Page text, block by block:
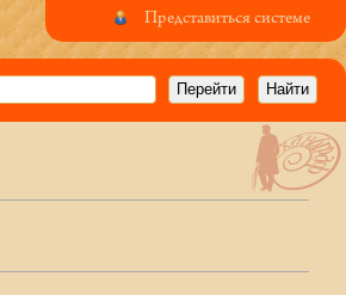
Представиться системе